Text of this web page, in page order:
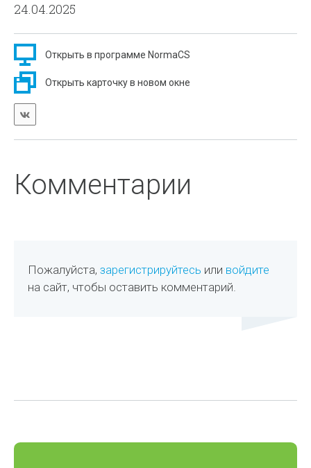
24.04.2025
Открыть в программе NormaCS
Открыть карточку в новом окне
Комментарии
Пожалуйста,зарегистрируйтесь или войдите
на сайт, чтобы оставить комментарий.